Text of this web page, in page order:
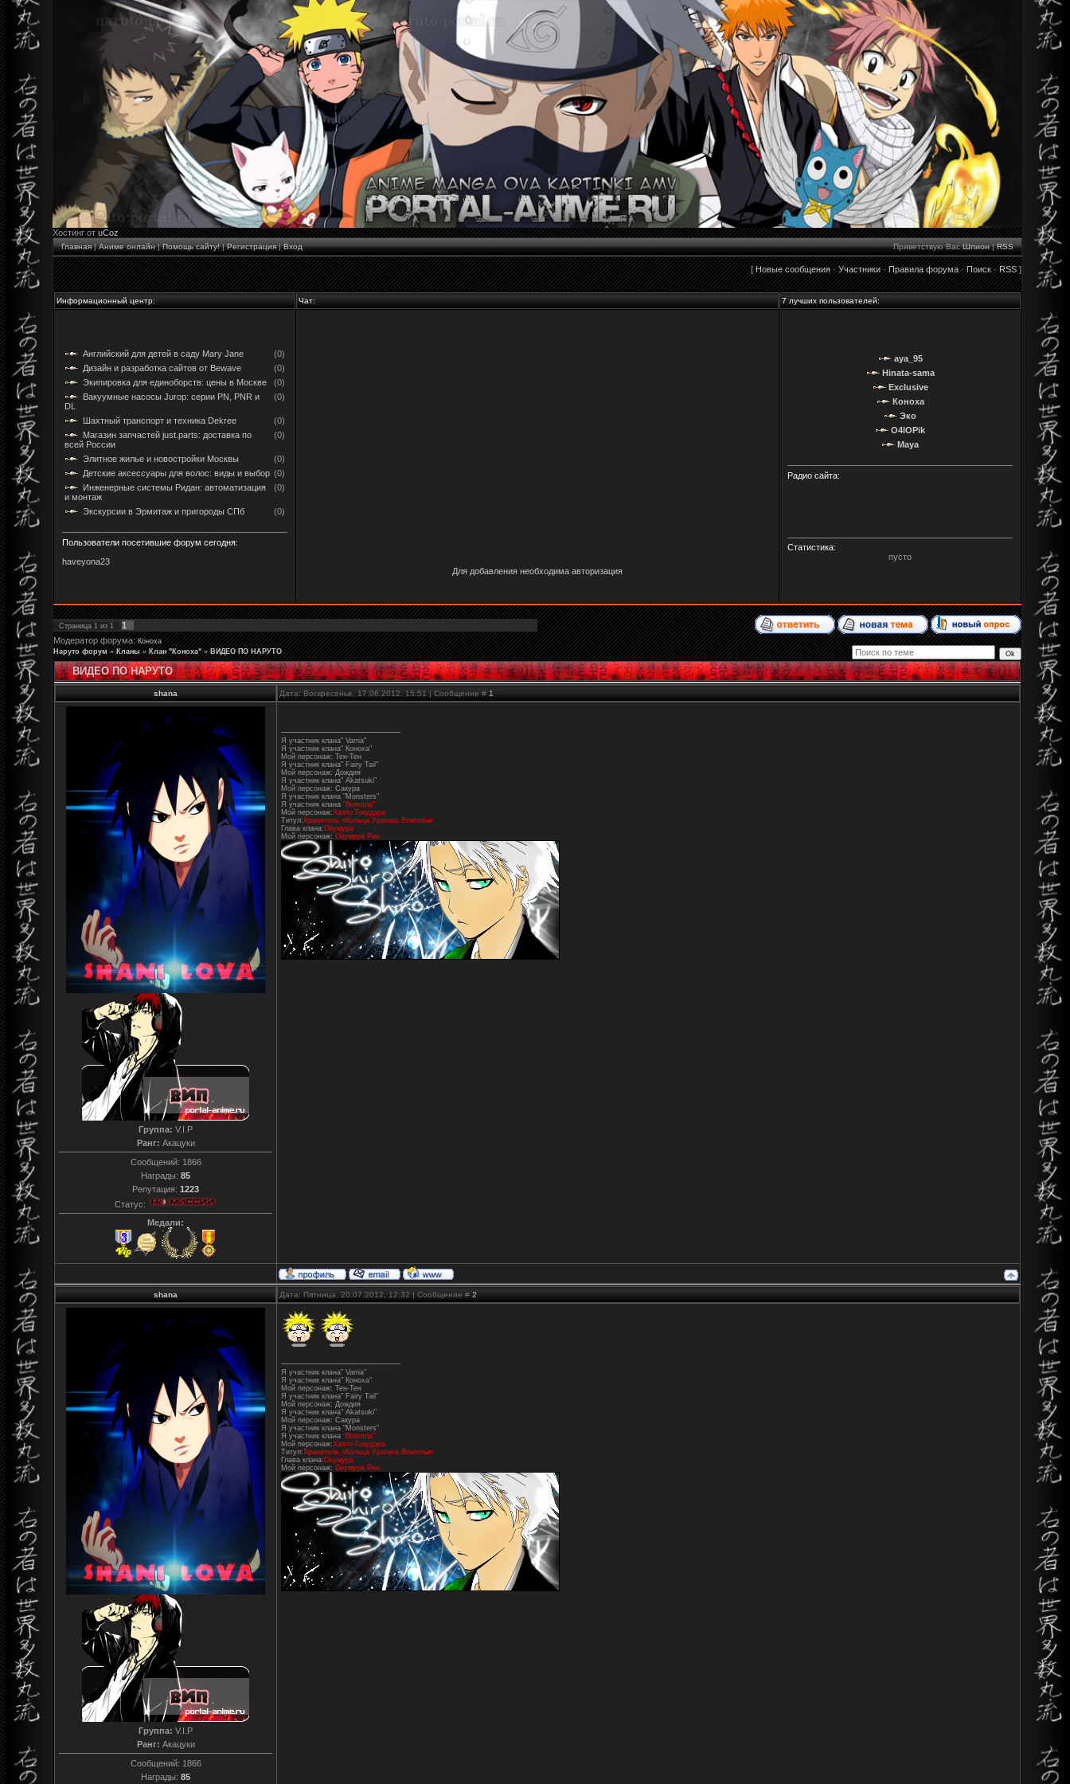
Хостинг отuCoz
Главная|Аниме онлайн|Помощь сайту!|Регистрация|Вход Приветствую Вас Шпион|RSS
[Новые сообщения·Участники·Правила форума·Поиск·RSS]
Информационный центр: Чат: 7 лучших пользователей:
Английский для детей в саду Mary Jane
(0)
Дизайн и разработка сайтов от Bewave
(0)
Экипировка для единоборств: цены в Москве
(0)
Вакуумные насосы Jurop: серии PN, PNR и
DL
(0)
Шахтный транспорт и техника Dekree
(0)
Магазин запчастей just.parts: доставка по
всей России
(0)
Элитное жилье и новостройки Москвы
(0)
Детские аксессуары для волос: виды и выбор (0)
Инженерные системы Ридан: автоматизация
и монтаж
(0)
Экскурсии в Эрмитаж и пригороды СПб (0)
Пользователи посетившие форум сегодня:
haveyona23
Для добавления необходима авторизация
aya_95
Hinata-sama
Exclusive
Коноха
Эко
O4IOPik
Maya
Радио сайта:
Статистика:
пусто
Страница 1 из 1
1
Модератор форума:Коноха
Наруто форум » Кланы » Клан "Коноха" » ВИДЕО ПО НАРУТО
ВИДЕО ПО НАРУТО
shana Дата: Воскресенье, 17.06.2012, 15:51 | Сообщение # 1
Группа: V.I.P
Ранг: Акацуки
Сообщений: 1866
Награды: 85
Репутация: 1223
Статус:
Медали:
Я участник клана" Varria"
Я участник клана" Коноха"
Мой персонаж: Тен-Тен
Я участник клана" Fairy Tail"
Мой персонаж: Дождия
Я участник клана" Akatsuki"
Мой персонаж: Сакура
Я участник клана "Monsters"
Я участник клана "Вонгола"
Мой персонаж:Хаято Гокудэра
Титул:Хранитель «Кольца Урагана Вонголы».
Глава клана:Окумура
Мой персонаж: Окумура Рин
shana Дата: Пятница, 20.07.2012, 12:32 | Сообщение # 2
Группа: V.I.P
Ранг: Акацуки
Сообщений: 1866
Награды: 85
Я участник клана" Varria"
Я участник клана" Коноха"
Мой персонаж: Тен-Тен
Я участник клана" Fairy Tail"
Мой персонаж: Дождия
Я участник клана" Akatsuki"
Мой персонаж: Сакура
Я участник клана "Monsters"
Я участник клана "Вонгола"
Мой персонаж:Хаято Гокудэра
Титул:Хранитель «Кольца Урагана Вонголы».
Глава клана:Окумура
Мой персонаж: Окумура Рин